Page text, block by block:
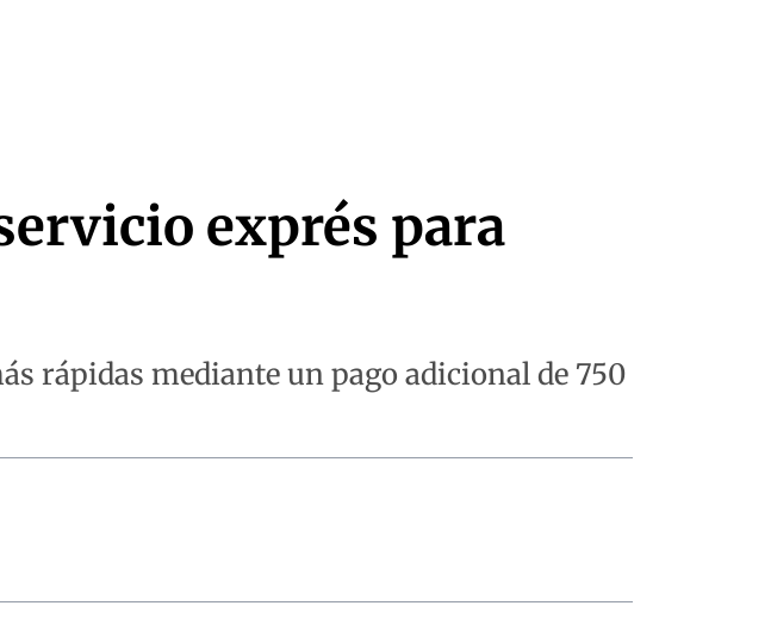
exprés para
rápidas mediante un pago adicional de 750